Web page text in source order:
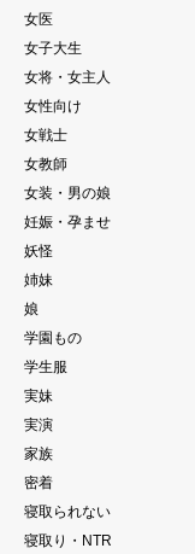
女医
女子大生
女将・女主人
女性向け
女戦士
女教師
女装・男の娘
妊娠・孕ませ
妖怪
姉妹
娘
学園もの
学生服
実妹
実演
家族
密着
寝取られない
寝取り・NTR